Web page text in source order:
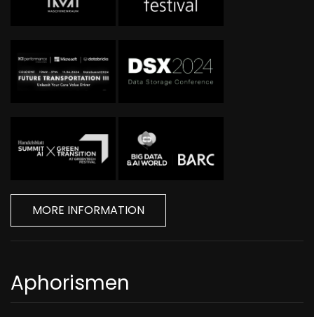
MORE INFORMATION
Aphorismen